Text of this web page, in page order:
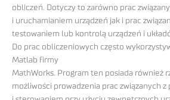
obliczeń. Dotyczy to zarówno prac
i uruchamianiem urządzeń jak i prac
testowaniem lub kontrolą urządzeń i
Do prac obliczeniowych często
Matlab firmy
MathWorks. Program ten posiada również
możliwości prowadzenia prac związanych z